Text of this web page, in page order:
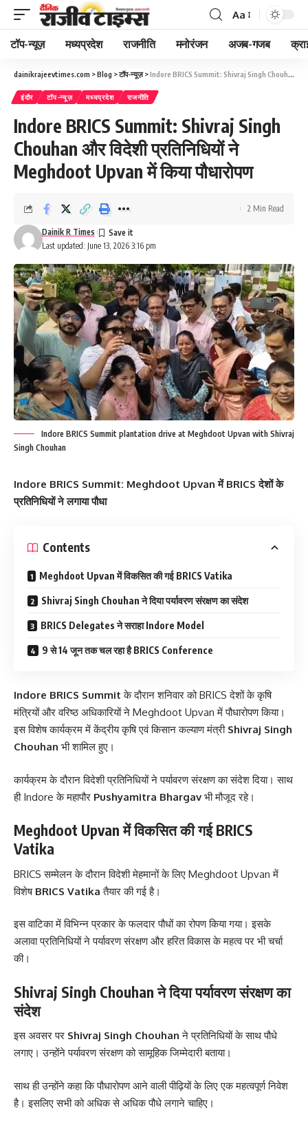
Font
Resizer
Aa
टॉप-न्यूज़ मध्यप्रदेश राजनीति मनोरंजन अजब-गजब
dainikrajeevtimes.com >Blog >टॉप-न्यूज़>Indore BRICS Summit: Shivraj Singh Chouhan और विदेशी प्रतिनिधियों ने Meghdoot Upvan में किया पौधारोपण
इंदौर टॉप-न्यूज़ मध्यप्रदेश राजनीति
Indore BRICS Summit: Shivraj Singh
Chouhan और विदेशी प्रतिनिधियों ने
Meghdoot Upvan में किया पौधारोपण
Last updated: June 13, 2026 3:16 pm
Dainik R Times
2 Min Read
Indore BRICS Summit plantation drive at Meghdoot Upvan with Shivraj
Singh Chouhan
Indore BRICS Summit: Meghdoot Upvan में BRICS देशों के
प्रतिनिधियों ने लगाया पौधा
Contents
Meghdoot Upvan में विकसित की गई BRICS Vatika
Shivraj Singh Chouhan ने दिया पर्यावरण संरक्षण का संदेश
BRICS Delegates ने सराहा Indore Model
9 से 14 जून तक चल रहा है BRICS Conference
Indore BRICS Summit के दौरान शनिवार को BRICS देशों के कृषि
मंत्रियों और वरिष्ठ अधिकारियों ने Meghdoot Upvan में पौधारोपण किया।
इस विशेष कार्यक्रम में केंद्रीय कृषि एवं किसान कल्याण मंत्री Shivraj Singh
Chouhan भी शामिल हुए।
कार्यक्रम के दौरान विदेशी प्रतिनिधियों ने पर्यावरण संरक्षण का संदेश दिया। साथ
ही Indore के महापौर Pushyamitra Bhargav भी मौजूद रहे।
Meghdoot Upvan में विकसित की गई BRICS
Vatika
BRICS सम्मेलन के दौरान विदेशी मेहमानों के लिए Meghdoot Upvan में
विशेष BRICS Vatika तैयार की गई है।
इस वाटिका में विभिन्न प्रकार के फलदार पौधों का रोपण किया गया। इसके
अलावा प्रतिनिधियों ने पर्यावरण संरक्षण और हरित विकास के महत्व पर भी चर्चा
की।
Shivraj Singh Chouhan ने दिया पर्यावरण संरक्षण का
संदेश
इस अवसर पर Shivraj Singh Chouhan ने प्रतिनिधियों के साथ पौधे
लगाए। उन्होंने पर्यावरण संरक्षण को सामूहिक जिम्मेदारी बताया।
साथ ही उन्होंने कहा कि पौधारोपण आने वाली पीढ़ियों के लिए एक महत्वपूर्ण निवेश
है। इसलिए सभी को अधिक से अधिक पौधे लगाने चाहिए।